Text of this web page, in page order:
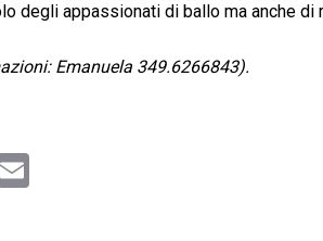
degli appassionati di ballo ma anche di
Emanuela 349.6266843).